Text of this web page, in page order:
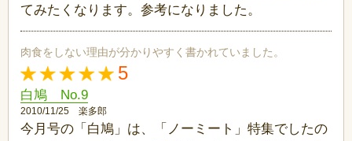
てみたくなります。参考になりました。
肉食をしない理由が分かりやすく書かれていました。
5
白鳩 No.9
2010/11/25 楽多郎
今月号の「白鳩」は、「ノーミート」特集でしたの